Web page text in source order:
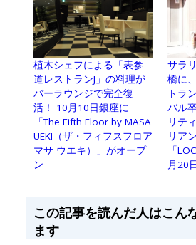
植木シェフによる「表参
道レストランJ」の料理が
バーラウンジで完全復
活！ 10月10日銀座に
「The Fifth Floor by MASA
UEKI（ザ・フィフスフロア
マサ ウエキ）」がオープ
ン
サラ
橋に
トラ
バル
リテ
リア
「
月20
この記事を読んだ人はこん
ます